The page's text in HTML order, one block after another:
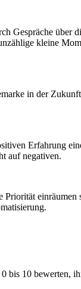
Gespräche über
kleine
in der
Erfahrung
auf negativen.
bis 10 bewerten,